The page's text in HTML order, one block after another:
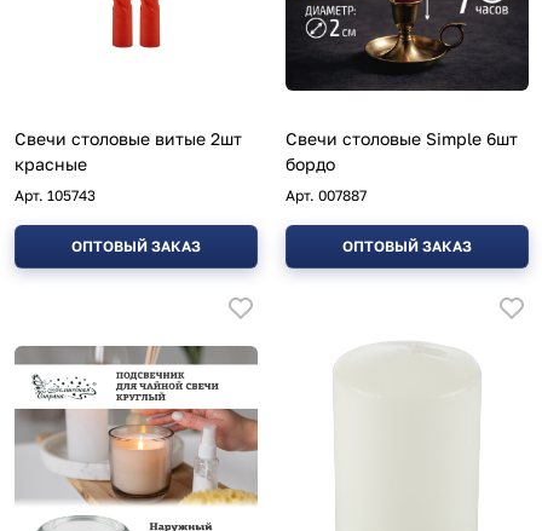
Свечи столовые витые 2шт
красные
Арт. 105743
ОПТОВЫЙ ЗАКАЗ
Свечи столовые Simple 6шт
бордо
Арт. 007887
ОПТОВЫЙ ЗАКАЗ